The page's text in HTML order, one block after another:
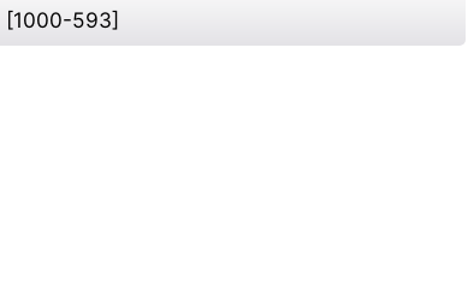
[1000-593]